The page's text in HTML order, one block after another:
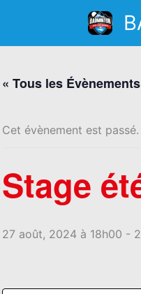
« Tous les Évènements
Cet évènement est passé.
Stage
27 août, 2024 à 18h00 -